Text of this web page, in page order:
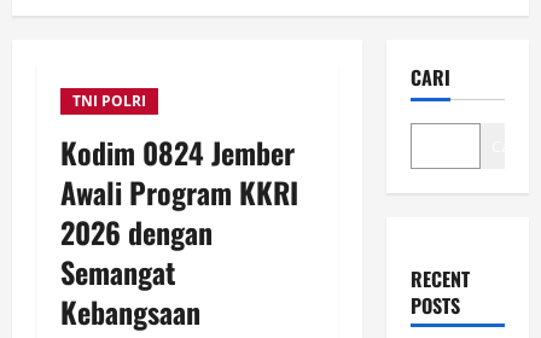
TNI POLRI
Kodim 0824 Jember
Awali Program KKRI
2026 dengan
Semangat
Kebangsaan
CARI
RECENT
POSTS